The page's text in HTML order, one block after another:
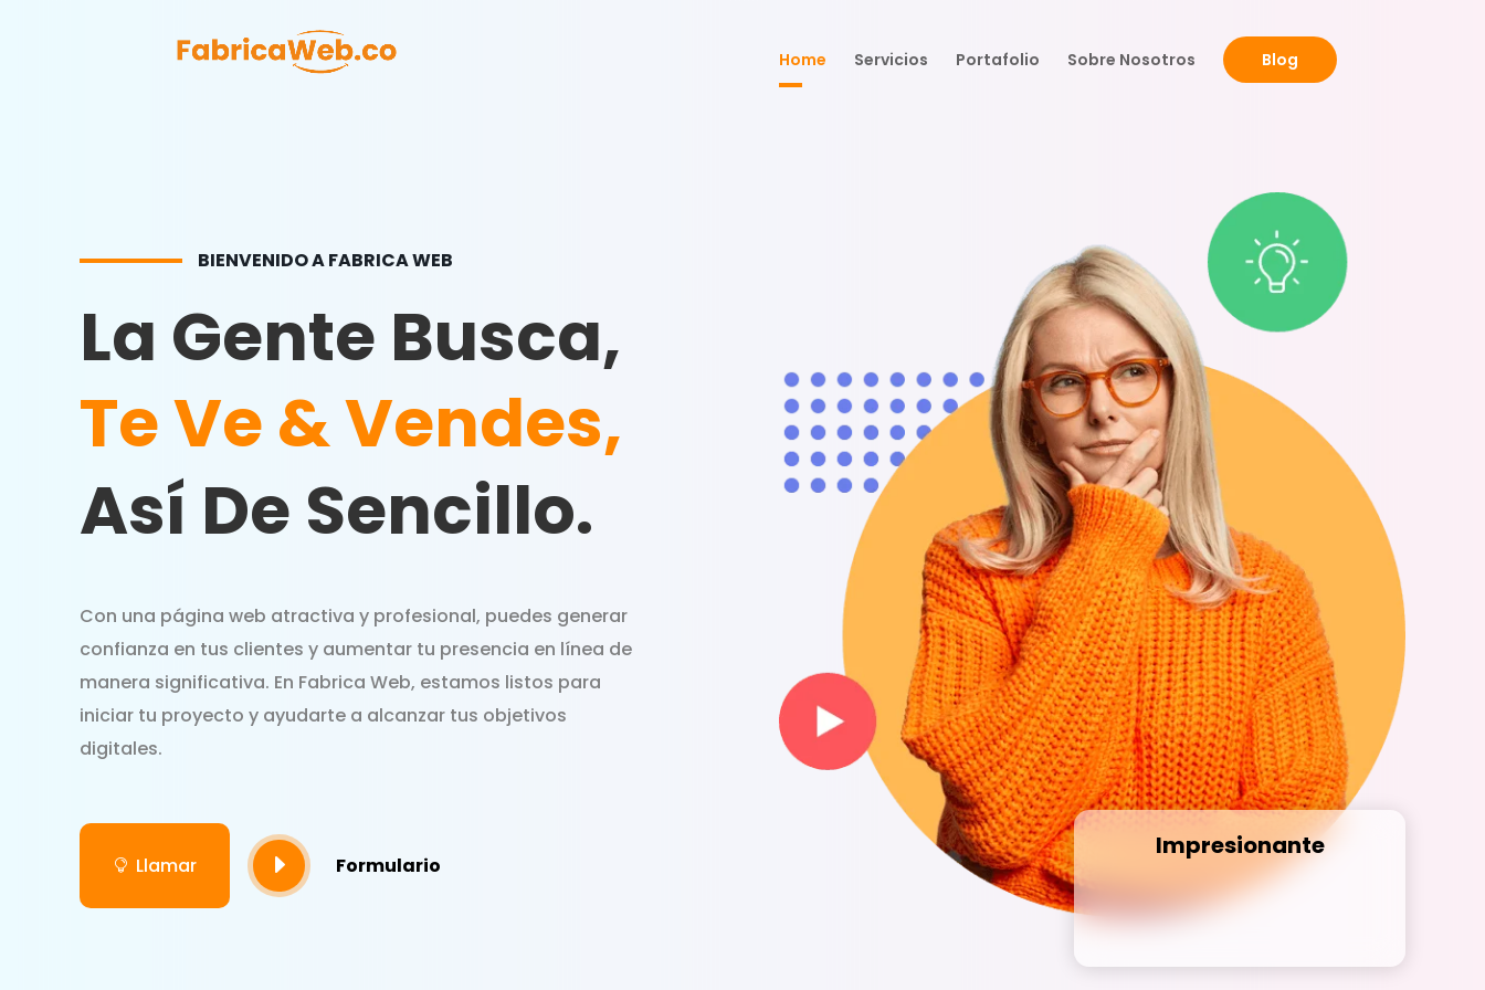
Home Servicios Portafolio Sobre Nosotros Blog
BIENVENIDO A FABRICA WEB
La Gente Busca,
Te Ve & Vendes,
Así De Sencillo.
Con una página web atractiva y profesional, puedes generar
confianza en tus clientes y aumentar tu presencia en línea de
manera significativa. En Fabrica Web, estamos listos para
iniciar tu proyecto y ayudarte a alcanzar tus objetivos
digitales.
 Llamar E Formulario
Impresionante